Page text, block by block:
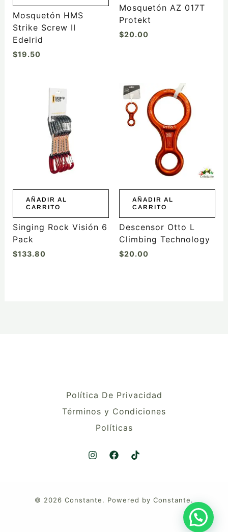
Mosquetón HMS
Strike Screw II
Edelrid
$19.50
Mosquetón AZ 017T
Protekt
$20.00
AÑADIR AL
CARRITO
Singing Rock Visión 6
Pack
$133.80
AÑADIR AL
CARRITO
Descensor Otto L
Climbing Technology
$20.00
Política De Privacidad
Términos y Condiciones
Políticas
© 2026 Constante. Powered by Constante.